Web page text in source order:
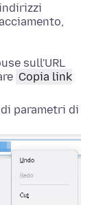
sull'URL
Copia link
parametri di